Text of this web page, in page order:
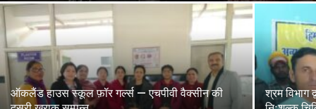
ऑकलैंड हाउस स्कूल फ़ॉर गर्ल्स — एचपीवी वैक्सीन की
श्रम विभाग